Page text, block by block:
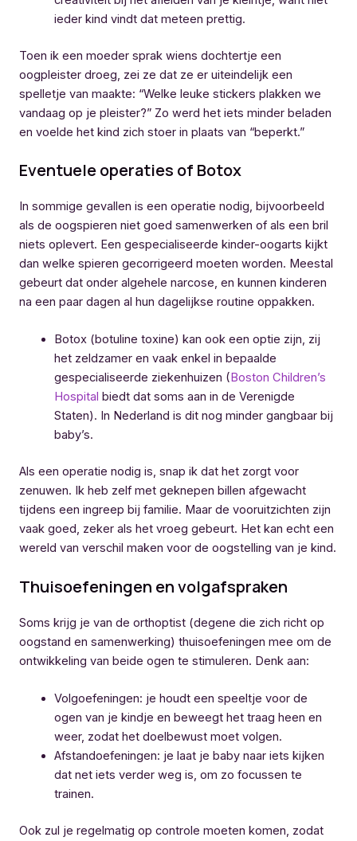
ieder kind vindt dat meteen prettig.
Toen ik een moeder sprak wiens dochtertje een
oogpleister droeg, zei ze dat ze er uiteindelijk een
spelletje van maakte: “Welke leuke stickers plakken we
vandaag op je pleister?” Zo werd het iets minder beladen
en voelde het kind zich stoer in plaats van “beperkt.”
Eventuele operaties of Botox
In sommige gevallen is een operatie nodig, bijvoorbeeld
als de oogspieren niet goed samenwerken of als een bril
niets oplevert. Een gespecialiseerde kinder-oogarts kijkt
dan welke spieren gecorrigeerd moeten worden. Meestal
gebeurt dat onder algehele narcose, en kunnen kinderen
na een paar dagen al hun dagelijkse routine oppakken.
Botox (botuline toxine) kan ook een optie zijn, zij
het zeldzamer en vaak enkel in bepaalde
gespecialiseerde ziekenhuizen ( Boston Children’s
Hospital biedt dat soms aan in de Verenigde
Staten). In Nederland is dit nog minder gangbaar bij
baby’s.
Als een operatie nodig is, snap ik dat het zorgt voor
zenuwen. Ik heb zelf met geknepen billen afgewacht
tijdens een ingreep bij familie. Maar de vooruitzichten zijn
vaak goed, zeker als het vroeg gebeurt. Het kan echt een
wereld van verschil maken voor de oogstelling van je kind.
Thuisoefeningen en volgafspraken
Soms krijg je van de orthoptist (degene die zich richt op
oogstand en samenwerking) thuisoefeningen mee om de
ontwikkeling van beide ogen te stimuleren. Denk aan:
Volgoefeningen: je houdt een speeltje voor de
ogen van je kindje en beweegt het traag heen en
weer, zodat het doelbewust moet volgen.
Afstandoefeningen: je laat je baby naar iets kijken
dat net iets verder weg is, om zo focussen te
trainen.
Ook zul je regelmatig op controle moeten komen, zodat